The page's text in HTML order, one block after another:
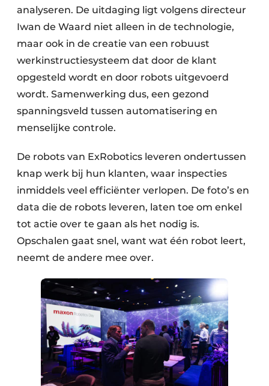
analyseren. De uitdaging ligt volgens directeur
Iwan de Waard niet alleen in de technologie,
maar ook in de creatie van een robuust
werkinstructiesysteem dat door de klant
opgesteld wordt en door robots uitgevoerd
wordt. Samenwerking dus, een gezond
spanningsveld tussen automatisering en
menselijke controle.
De robots van ExRobotics leveren ondertussen
knap werk bij hun klanten, waar inspecties
inmiddels veel efficiënter verlopen. De foto’s en
data die de robots leveren, laten toe om enkel
tot actie over te gaan als het nodig is.
Opschalen gaat snel, want wat één robot leert,
neemt de andere mee over.